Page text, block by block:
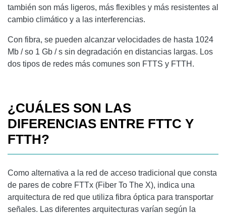
también son más ligeros, más flexibles y más resistentes al
cambio climático y a las interferencias.
Con fibra, se pueden alcanzar velocidades de hasta 1024
Mb / so 1 Gb / s sin degradación en distancias largas. Los
dos tipos de redes más comunes son FTTS y FTTH.
¿CUÁLES SON LAS
DIFERENCIAS ENTRE FTTC Y
FTTH?
Como alternativa a la red de acceso tradicional que consta
de pares de cobre FTTx (Fiber To The X), indica una
arquitectura de red que utiliza fibra óptica para transportar
señales. Las diferentes arquitecturas varían según la